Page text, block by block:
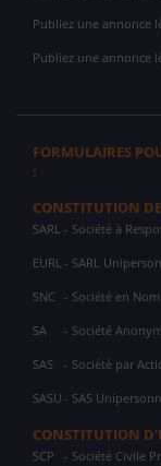
Publiez une annonce
Publiez une annonce
FORMULAIRES
:
CONSTITUTION
SARL - Société à
EURL - SARL
SNC - Société en
SA - Société
SAS - Société par
SASU - SAS
CONSTITUTION
SCP - Société Civile